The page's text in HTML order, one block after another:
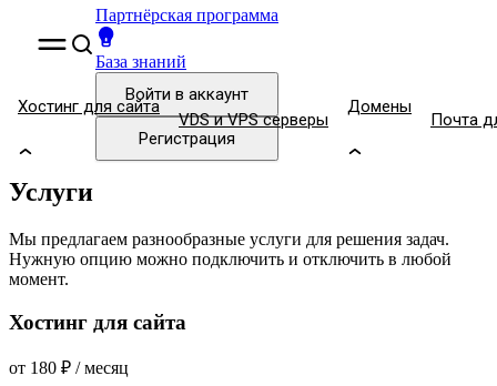
Партнёрская программа
База знаний
Войти в аккаунт
Регистрация
Хостинг для сайта
VDS и VPS серверы
Домены
Почта
Услуги
Мы предлагаем разнообразные услуги для решения задач.
Нужную опцию можно подключить и отключить в любой
момент.
Хостинг для сайта
от 180 ₽ / месяц